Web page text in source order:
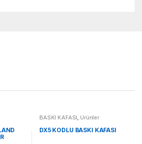
BASKI KAFASI, Ürünler
DX5 KODLU BASKI KAFASI